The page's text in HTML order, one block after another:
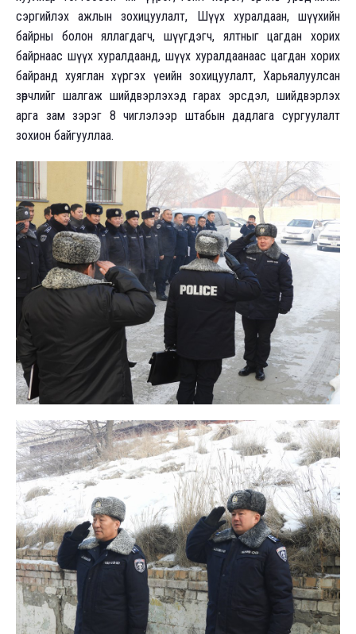
сэргийлэх ажлын зохицуулалт, Шүүх хуралдаан, шүүхийн
байрны болон яллагдагч, шүүгдэгч, ялтныг цагдан хорих
байрнаас шүүх хуралдаанд, шүүх хуралдаанаас цагдан хорих
байранд хуяглан хүргэх үеийн зохицуулалт, Харьяалуулсан
зөрчлийг шалгаж шийдвэрлэхэд гарах эрсдэл, шийдвэрлэх
арга зам зэрэг 8 чиглэлээр штабын дадлага сургуулалт
зохион байгууллаа.